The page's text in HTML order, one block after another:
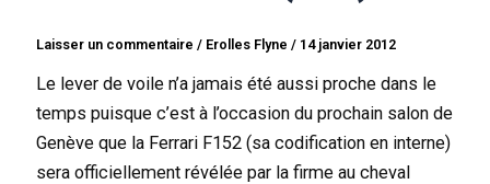
Laisser un commentaire / Erolles Flyne/ 14 janvier 2012
Le lever de voile n’a jamais été aussi proche dans le
temps puisque c’est à l’occasion du prochain salon de
Genève que la Ferrari F152 (sa codification en interne)
sera officiellement révélée par la firme au cheval